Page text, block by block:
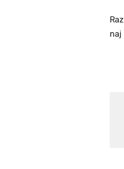
naj